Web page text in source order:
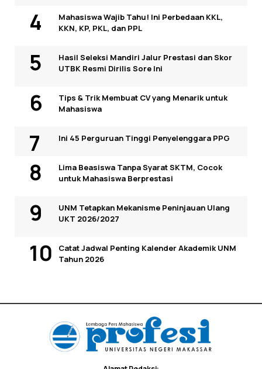
Mahasiswa Wajib Tahu! Ini Perbedaan KKL,
KKN, KP, PKL, dan PPL
Hasil Seleksi Mandiri Jalur Prestasi dan Skor
UTBK Resmi Dirilis Sore Ini
Tips & Trik Membuat CV yang Menarik untuk
Mahasiswa
Ini 45 Perguruan Tinggi Penyelenggara PPG
Lima Beasiswa Tanpa Syarat SKTM, Cocok
untuk Mahasiswa Berprestasi
UNM Tetapkan Mekanisme Peninjauan Ulang
UKT 2026/2027
Catat Jadwal Penting Kalender Akademik UNM
Tahun 2026